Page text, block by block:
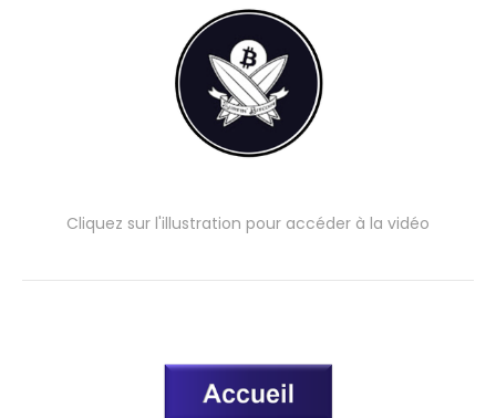
Cliquez sur l'illustration pour accéder à la vidéo